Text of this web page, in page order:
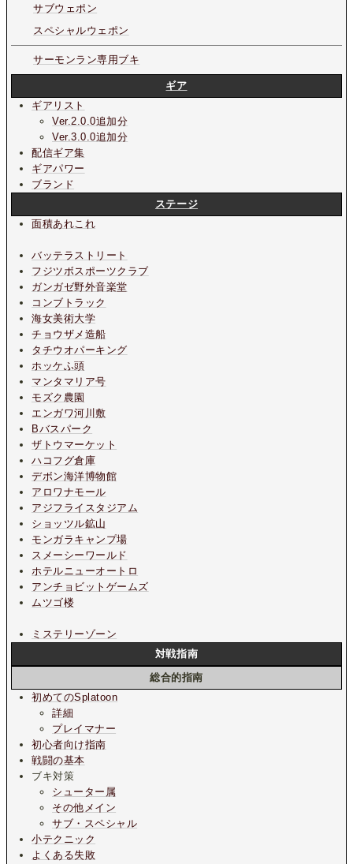
サブウェポン
スペシャルウェポン
サーモンラン専用ブキ
ギア
ギアリスト
Ver.2.0.0追加分
Ver.3.0.0追加分
配信ギア集
ギアパワー
ブランド
ステージ
面積あれこれ
バッテラストリート
フジツボスポーツクラブ
ガンガゼ野外音楽堂
コンブトラック
海女美術大学
チョウザメ造船
タチウオパーキング
ホッケふ頭
マンタマリア号
モズク農園
エンガワ河川敷
Bバスパーク
ザトウマーケット
ハコフグ倉庫
デボン海洋博物館
アロワナモール
アジフライスタジアム
ショッツル鉱山
モンガラキャンプ場
スメーシーワールド
ホテルニューオートロ
アンチョビットゲームズ
ムツゴ楼
ミステリーゾーン
対戦指南
総合的指南
初めてのSplatoon
詳細
プレイマナー
初心者向け指南
戦闘の基本
ブキ対策
シューター属
その他メイン
サブ・スペシャル
小テクニック
よくある失敗